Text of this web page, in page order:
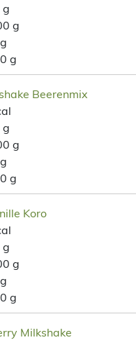
g
g
g
Beerenmix
g
g
g
Koro
g
g
g
Milkshake